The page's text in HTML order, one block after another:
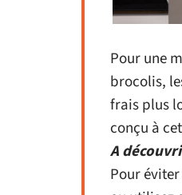
Pour une
brocolis,
frais plus
conçu à
A
Pour